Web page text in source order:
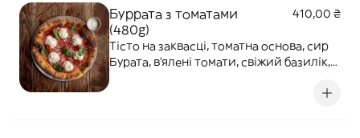
Буррата з томатами
(480g)
410,00 ₴
Тісто на заквасці, томатна основа, сир
Бурата, в'ялені томати, свіжий базилік,